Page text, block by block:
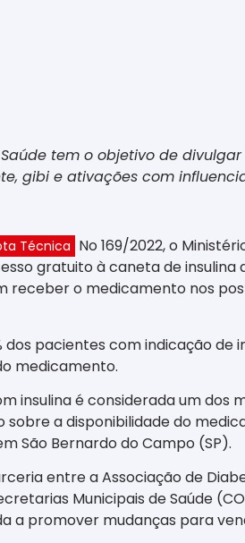
tem o objetivo de
gibi e ativações com
Técnica No 169/2022, o
gratuito à caneta de insulina
receber o medicamento nos
dos pacientes com indicação de
medicamento.
insulina é considerada um dos
a disponibilidade do
São Bernardo do Campo (SP).
entre a Associação de
Municipais de Saúde
a promover mudanças para